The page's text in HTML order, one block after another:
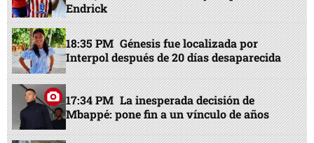
Endrick
18:35 PM Génesis fue localizada por
Interpol después de 20 días desaparecida
17:34 PM La inesperada decisión de
Mbappé: pone fin a un vínculo de años